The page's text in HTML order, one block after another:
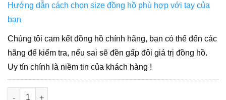
Hướng dẫn cách chọn size đồng hồ phù hợp với tay của
bạn
Chúng tôi cam kết đồng hồ chính hãng, bạn có thể đến các
hãng để kiểm tra, nếu sai sẽ đền gấp đôi giá trị đồng hồ.
Uy tín chính là niềm tin của khách hàng !
( ĐỒNG HỒ CẶP ) Mathey Tissot Rolly II Crystal Gold Dial